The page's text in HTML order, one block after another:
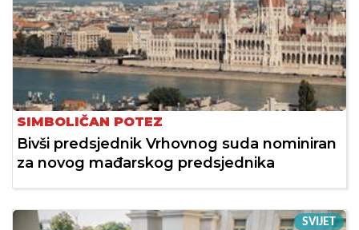
SIMBOLIČAN POTEZ
Bivši predsjednik Vrhovnog suda nominiran
za novog mađarskog predsjednika
SVIJET